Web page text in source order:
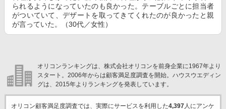
られるようになっていたのも良かった。テーブルごとに担当者
がついていて、デザートを取ってきてくれたのが良かったと親
が言っていた。（30代／女性）
オリコンランキングは、株式会社オリコンを前身企業に1967年より
スタート。2006年からは顧客満足度調査を開始。ハウスウエディン
グは、2015年よりランキングを発表しています。
オリコン顧客満足度調査では、実際にサービスを利用した4,397人にアンケ